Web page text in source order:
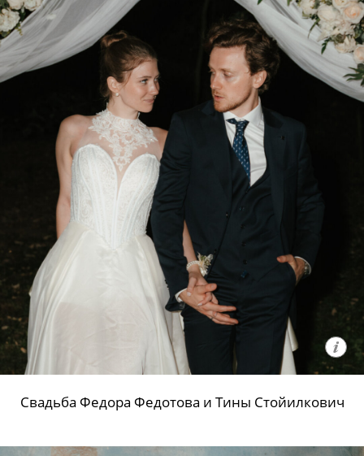
Свадьба Федора Федотова и Тины Стойилкович